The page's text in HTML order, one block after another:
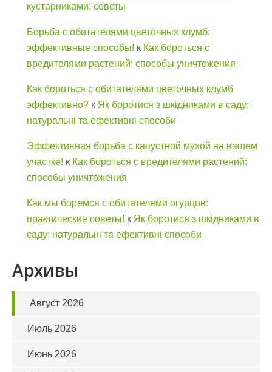
кустарниками: советы
Борьба с обитателями цветочных клумб:
эффективные способы! к Как бороться с
вредителями растений: способы уничтожения
Как бороться с обитателями цветочных клумб
эффективно? к Як боротися з шкідниками в саду:
натуральні та ефективні способи
Эффективная борьба с капустной мухой на вашем
участке! к Как бороться с вредителями растений:
способы уничтожения
Как мы боремся с обитателями огурцов:
практические советы! к Як боротися з шкідниками в
саду: натуральні та ефективні способи
Архивы
Август 2026
Июль 2026
Июнь 2026